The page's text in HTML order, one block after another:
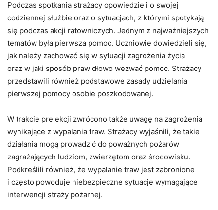
Podczas spotkania strażacy opowiedzieli o swojej
codziennej służbie oraz o sytuacjach, z którymi spotykają
się podczas akcji ratowniczych. Jednym z najważniejszych
tematów była pierwsza pomoc. Uczniowie dowiedzieli się,
jak należy zachować się w sytuacji zagrożenia życia
oraz w jaki sposób prawidłowo wezwać pomoc. Strażacy
przedstawili również podstawowe zasady udzielania
pierwszej pomocy osobie poszkodowanej.
W trakcie prelekcji zwrócono także uwagę na zagrożenia
wynikające z wypalania traw. Strażacy wyjaśnili, że takie
działania mogą prowadzić do poważnych pożarów
zagrażających ludziom, zwierzętom oraz środowisku.
Podkreślili również, że wypalanie traw jest zabronione
i często powoduje niebezpieczne sytuacje wymagające
interwencji straży pożarnej.